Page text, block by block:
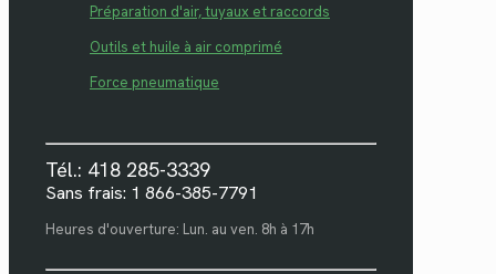
Préparation d'air, tuyaux et raccords
Outils et huile à air comprimé
Force pneumatique
Tél.: 418 285-3339
Sans frais: 1 866-385-7791
Heures d'ouverture: Lun. au ven. 8h à 17h